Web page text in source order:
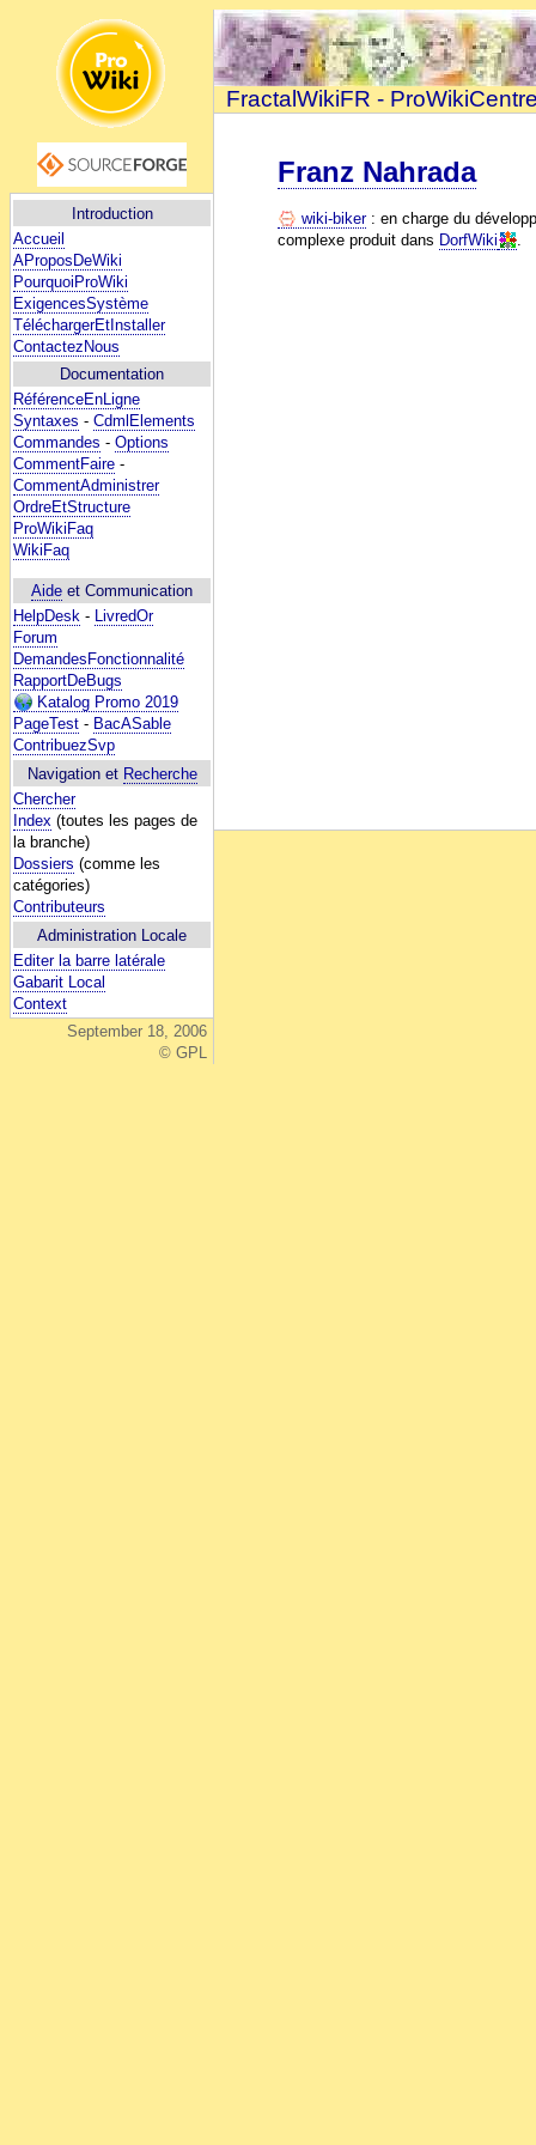
Introduction
Accueil
AProposDeWiki
PourquoiProWiki
ExigencesSystème
TéléchargerEtInstaller
ContactezNous
Documentation
RéférenceEnLigne
Syntaxes - CdmlElements
Commandes - Options
CommentFaire -
CommentAdministrer
OrdreEtStructure
ProWikiFaq
WikiFaq
Aide et Communication
HelpDesk - LivredOr
Forum
DemandesFonctionnalité
RapportDeBugs
Katalog Promo 2019
PageTest - BacASable
ContribuezSvp
Navigation et Recherche
Chercher
Index (toutes les pages de
la branche)
Dossiers (comme les
catégories)
Contributeurs
Administration Locale
Editer la barre latérale
Gabarit Local
Context
September 18, 2006
© GPL
FractalWikiFR -
Franz Nahrada
wiki-biker: en charge du
complexe produit dans DorfWiki .